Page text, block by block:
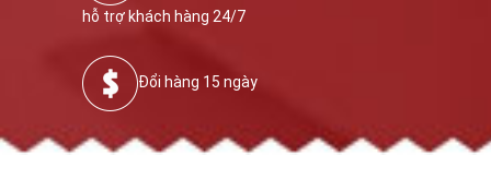
hỗ trợ khách hàng 24/7
Đổi hàng 15 ngày